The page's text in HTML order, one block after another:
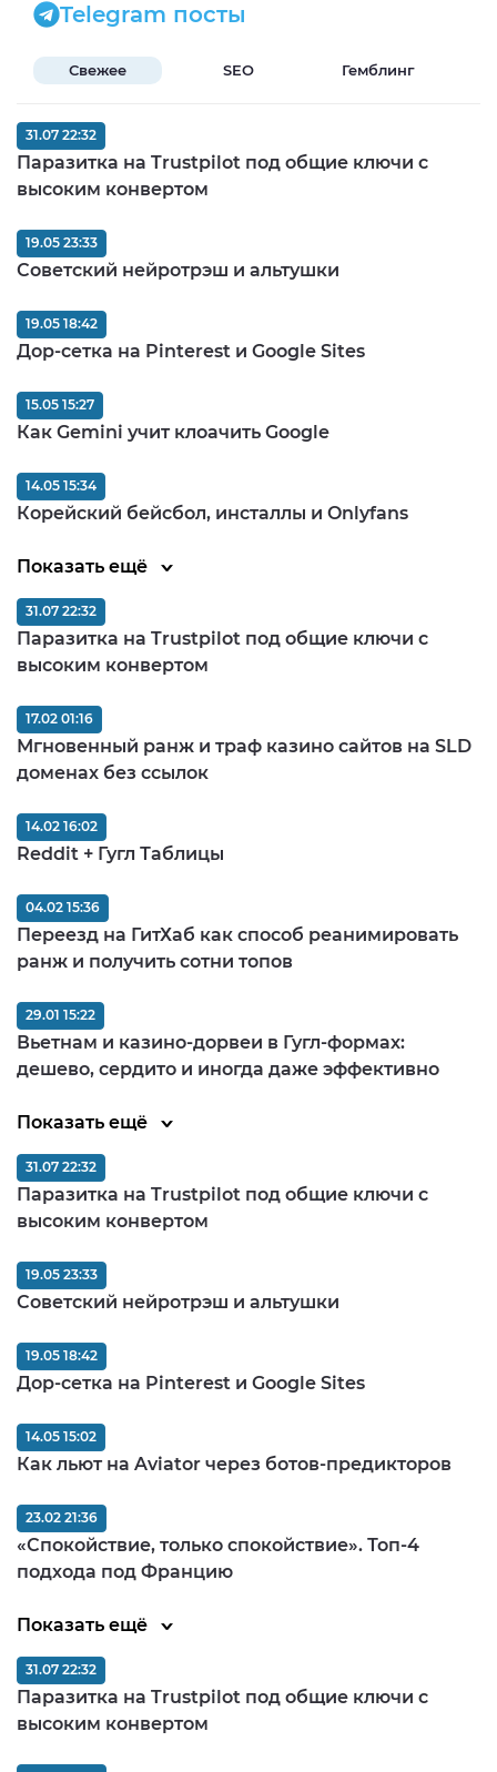
Telegram посты
Свежее SEO Гемблинг
Паразитка на Trustpilot под общие ключи с
высоким конвертом
31.07 22:32
Советский нейротрэш и альтушки
19.05 23:33
Дор-сетка на Pinterest и Google Sites
19.05 18:42
Как Gemini учит клоачить Google
15.05 15:27
Корейский бейсбол, инсталлы и Onlyfans
14.05 15:34
Показать ещё
Паразитка на Trustpilot под общие ключи с
высоким конвертом
31.07 22:32
Мгновенный ранж и траф казино сайтов на SLD
доменах без ссылок
17.02 01:16
Reddit + Гугл Таблицы
14.02 16:02
Переезд на ГитХаб как способ реанимировать
ранж и получить сотни топов
04.02 15:36
Вьетнам и казино-дорвеи в Гугл-формах:
дешево, сердито и иногда даже эффективно
29.01 15:22
Показать ещё
Паразитка на Trustpilot под общие ключи с
высоким конвертом
31.07 22:32
Советский нейротрэш и альтушки
19.05 23:33
Дор-сетка на Pinterest и Google Sites
19.05 18:42
Как льют на Aviator через ботов-предикторов
14.05 15:02
«Спокойствие, только спокойствие». Топ-4
подхода под Францию
23.02 21:36
Показать ещё
Паразитка на Trustpilot под общие ключи с
высоким конвертом
31.07 22:32